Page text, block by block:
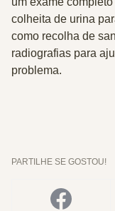
colheita de urina
como recolha de
radiografias para
problema.
PARTILHE SE GOSTOU!